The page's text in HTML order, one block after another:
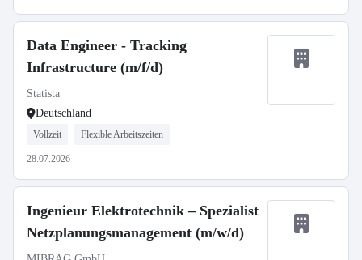
Data Engineer - Tracking
Infrastructure (m/f/d)
Statista
Deutschland
Vollzeit Flexible Arbeitszeiten
28.07.2026
Ingenieur Elektrotechnik – Spezialist
Netzplanungsmanagement (m/w/d)